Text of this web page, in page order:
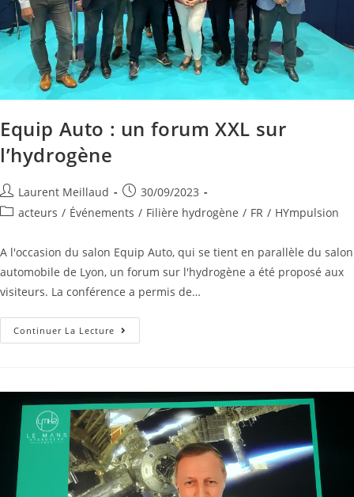
Equip Auto : un forum XXL sur
l’hydrogène
Laurent Meillaud
30/09/2023
acteurs / Événements / Filière hydrogène / FR / HYmpulsion
A l'occasion du salon Equip Auto, qui se tient en parallèle du salon
automobile de Lyon, un forum sur l'hydrogène a été proposé aux
visiteurs. La conférence a permis de…
Continuer La Lecture